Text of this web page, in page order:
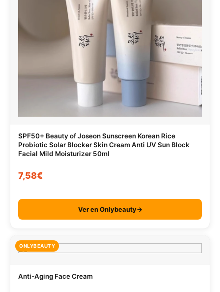
SPF50+ Beauty of Joseon Sunscreen Korean Rice
Probiotic Solar Blocker Skin Cream Anti UV Sun Block
Facial Mild Moisturizer 50ml
7,58€
Ver en Onlybeauty→
ONLYBEAUTY
Anti-Aging Face Cream